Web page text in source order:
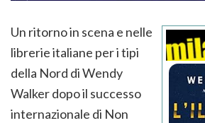
Un ritorno in scena e nelle
librerie italiane per i tipi
della Nord di Wendy
Walker dopo il successo
internazionale di Non